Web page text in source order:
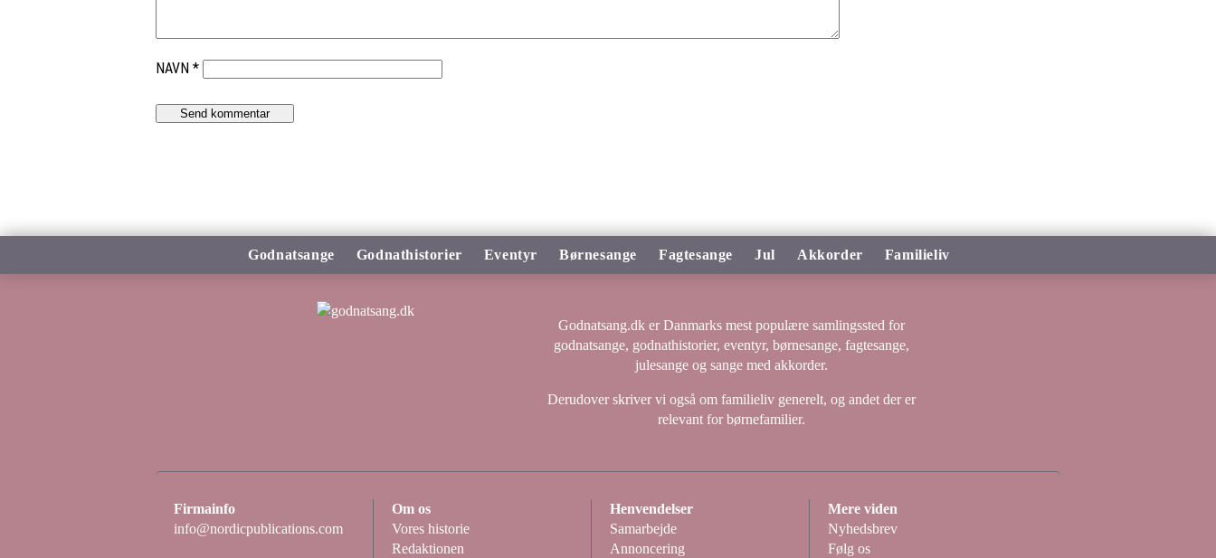
NAVN *
Godnatsange Godnathistorier Eventyr Børnesange Fagtesange Jul Akkorder Familieliv
Godnatsang.dk er Danmarks mest populære samlingssted for
godnatsange, godnathistorier, eventyr, børnesange, fagtesange,
julesange og sange med akkorder.
Derudover skriver vi også om familieliv generelt, og andet der er
relevant for børnefamilier.
Firmainfo
info@nordicpublications.com
Om os
Vores historie
Redaktionen
Henvendelser
Samarbejde
Annoncering
Mere viden
Nyhedsbrev
Følg os